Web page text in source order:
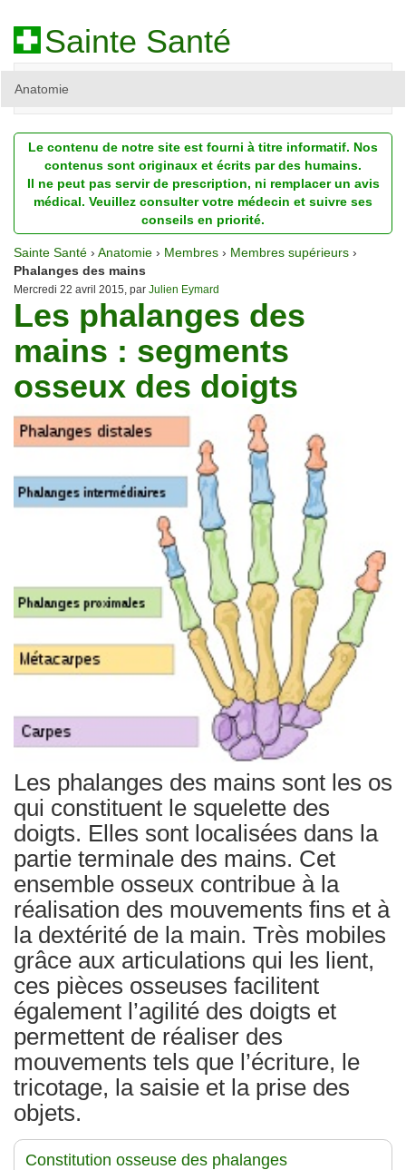
Sainte Santé
Anatomie
Diagnostic
Dossiers
Homéopathie
Nutrition
Pathologie
Psychologie
Recherches
Traitements
Le contenu de notre site est fourni à titre informatif. Nos
contenus sont originaux et écrits par des humains.
Il ne peut pas servir de prescription, ni remplacer un avis
médical. Veuillez consulter votre médecin et suivre ses
conseils en priorité.
Sainte Santé › Anatomie › Membres › Membres supérieurs ›
Phalanges des mains
Mercredi 22 avril 2015, par Julien Eymard
Les phalanges des
mains : segments
osseux des doigts
Les phalanges des mains sont les os
qui constituent le squelette des
doigts. Elles sont localisées dans la
partie terminale des mains. Cet
ensemble osseux contribue à la
réalisation des mouvements fins et à
la dextérité de la main. Très mobiles
grâce aux articulations qui les lient,
ces pièces osseuses facilitent
également l’agilité des doigts et
permettent de réaliser des
mouvements tels que l’écriture, le
tricotage, la saisie et la prise des
objets.
Constitution osseuse des phalanges